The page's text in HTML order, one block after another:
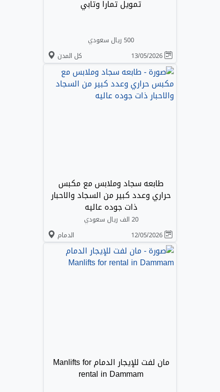
تمويل تمارا وتابي
500 ريال سعودي
كل المدن
طابعه سجاد وملابس مع مكبس
حراري وعدد كبير من السجاد والاحبار
ذات جوده عاليه
20 الف ريال سعودي
الدمام
مان لفت للإيجار الدمام Manlifts for
rental in Dammam